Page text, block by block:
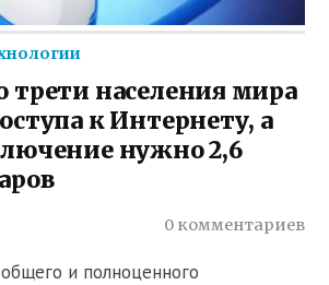
трети населения мира
к Интернету, а
нужно 2,6
0 комментариев
и полноценного